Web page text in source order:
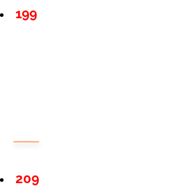
199
209